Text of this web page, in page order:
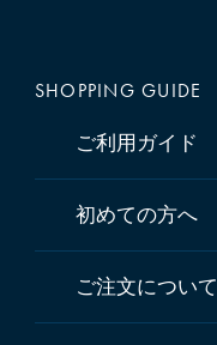
SHOPPING GUIDE
ご利用ガイド
初めての方へ
ご注文について